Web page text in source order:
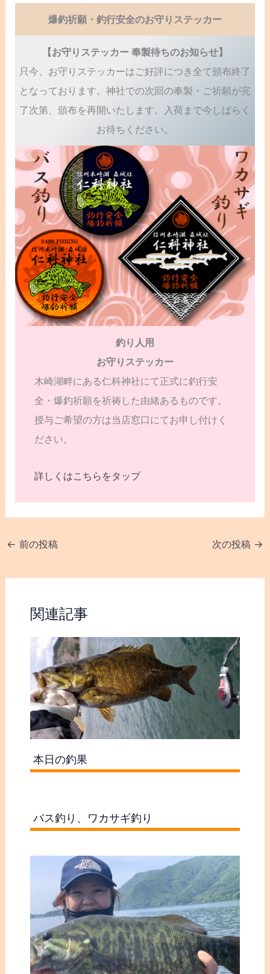
爆釣祈願・釣行安全のお守りステッカー
【お守りステッカー 奉製待ちのお知らせ】
只今、お守りステッカーはご好評につき全て頒布終了
となっております。神社での次回の奉製・ご祈願が完
了次第、頒布を再開いたします。入荷まで今しばらく
お待ちください。
釣り人用
お守りステッカー
木崎湖畔にある仁科神社にて正式に釣行安
全・爆釣祈願を祈祷した由緒あるものです。
授与ご希望の方は当店窓口にてお申し付けく
ださい。
詳しくはこちらをタップ
← 前の投稿 次の投稿 →
関連記事
本日の釣果
バス釣り、ワカサギ釣り